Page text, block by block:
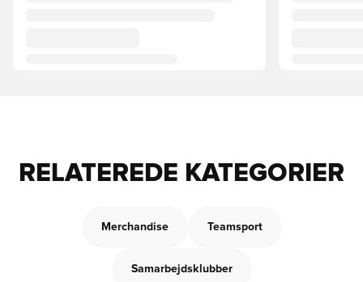
RELATEREDE KATEGORIER
Merchandise Teamsport
Samarbejdsklubber